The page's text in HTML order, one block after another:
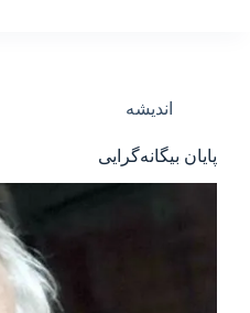
اندیشه
پایان بیگانه‌گرایی